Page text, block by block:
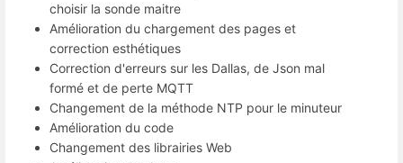
choisir la sonde maitre
Amélioration du chargement des pages et
correction esthétiques
Correction d'erreurs sur les Dallas, de Json mal
formé et de perte MQTT
Changement de la méthode NTP pour le minuteur
Amélioration du code
Changement des librairies Web